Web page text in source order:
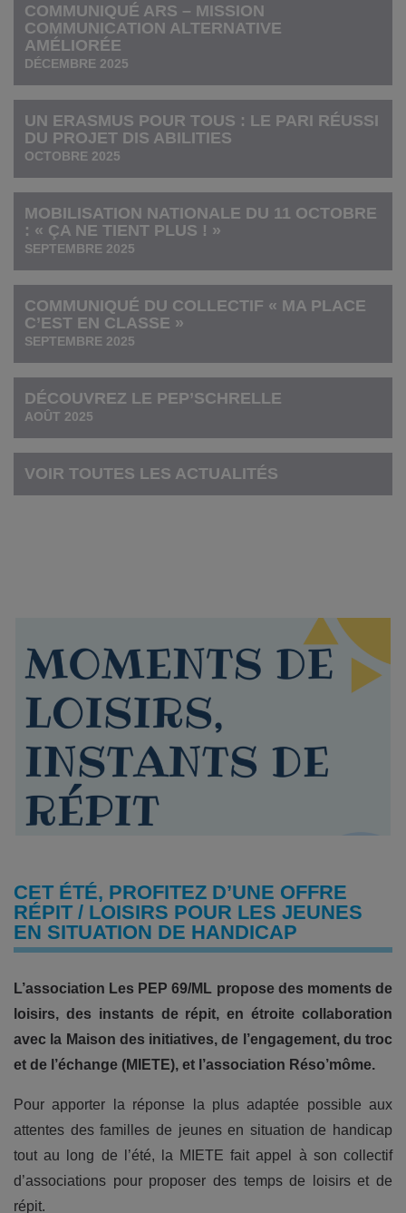
COMMUNIQUÉ ARS – MISSION
COMMUNICATION ALTERNATIVE
AMÉLIORÉE
DÉCEMBRE 2025
UN ERASMUS POUR TOUS : LE PARI RÉUSSI
DU PROJET DIS ABILITIES
OCTOBRE 2025
MOBILISATION NATIONALE DU 11 OCTOBRE
: « ÇA NE TIENT PLUS ! »
SEPTEMBRE 2025
COMMUNIQUÉ DU COLLECTIF « MA PLACE
C’EST EN CLASSE »
SEPTEMBRE 2025
DÉCOUVREZ LE PEP’SCHRELLE
AOÛT 2025
VOIR TOUTES LES ACTUALITÉS
CET ÉTÉ, PROFITEZ D’UNE OFFRE
RÉPIT / LOISIRS POUR LES JEUNES
EN SITUATION DE HANDICAP
L’association Les PEP 69/ML propose des moments de
loisirs, des instants de répit, en étroite collaboration
avec la Maison des initiatives, de l’engagement, du troc
et de l’échange (MIETE), et l’association Réso’môme.
Pour apporter la réponse la plus adaptée possible aux
attentes des familles de jeunes en situation de handicap
tout au long de l’été, la MIETE fait appel à son collectif
d’associations pour proposer des temps de loisirs et de
répit.